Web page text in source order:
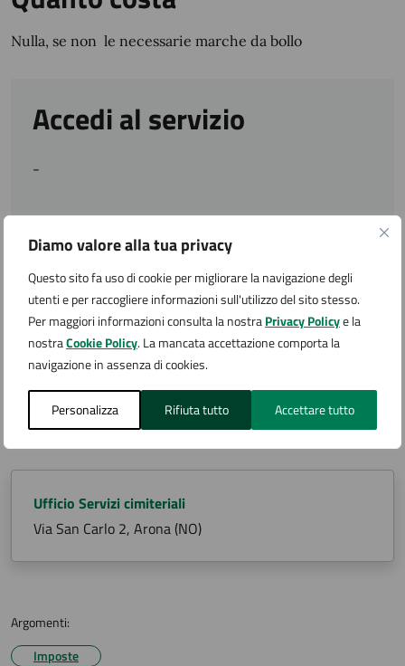
Diamo valore alla tua privacy
Questo sito fa uso di cookie per migliorare la navigazione degli
utenti e per raccogliere informazioni sull'utilizzo del sito stesso.
Per maggiori informazioni consulta la nostraPrivacy Policye la
nostraCookie Policy. La mancata accettazione comporta la
navigazione in assenza di cookies.
Personalizza Rifiuta tutto Accettare tutto
Nulla, se non le necessarie marche da bollo
Accedi al servizio
-
Condizioni di servizio
Per conoscere i dettagli di scadenze, requisiti e altre
informazioni importanti, leggi i termini e le condizioni
di servizio.
Termini e condizioni di servizio (PDF 84.75 kB)
Contatti
Ufficio Servizi cimiteriali
Via San Carlo 2, Arona (NO)
Argomenti:
Imposte